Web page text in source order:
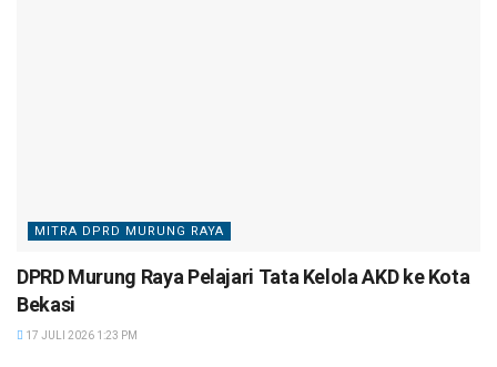
MITRA DPRD MURUNG RAYA
DPRD Murung Raya Pelajari Tata Kelola AKD ke Kota
Bekasi
17 JULI 2026 1:23 PM